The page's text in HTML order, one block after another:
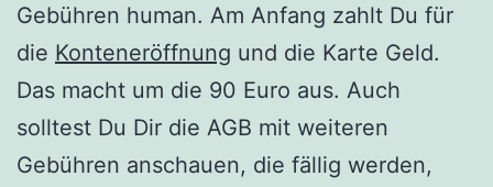
Gebühren human. Am Anfang zahlt Du für
die Konteneröffnung und die Karte Geld.
Das macht um die 90 Euro aus. Auch
solltest Du Dir die AGB mit weiteren
Gebühren anschauen, die fällig werden,